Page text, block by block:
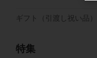
ギフト（引渡し祝い品）
特集